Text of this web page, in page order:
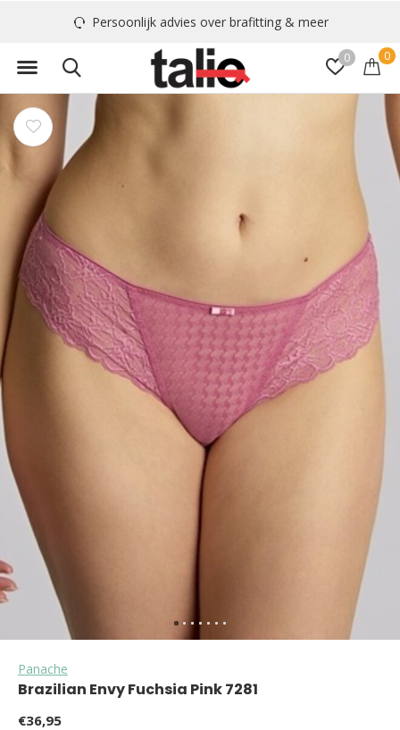
0 0
Persoonlijk advies over brafitting & meer
Panache
Brazilian Envy Fuchsia Pink 7281
€36,95